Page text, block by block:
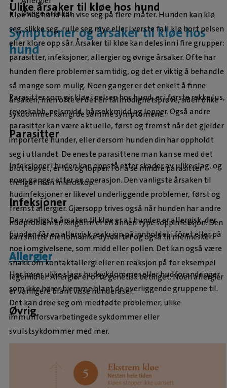
Ulike årsaker til kløe hos hund
Øvrige årsaker
Symptomer og årsaker til kløe hos
hund
Kløe hos hund kan vise seg på flere måter. Hunden kan klø
seg, slikke seg, rulle seg mye eller i verste fall klø bort pelsen
eller klore opp sår. Årsaker til kløe kan deles inn i fire grupper:
parasitter, infeksjoner, allergier og øvrige årsaker. Ofte har
hunden flere problemer samtidig, og det er viktig å behandle
så mange som mulig. Noen ganger er det enkelt å finne
årsaken, men ofte er det en tålmodighetsprøve, siden ulike
sykdommer kan gi de samme symptomene.
Parasitter
Parasitter som gir kløe i pelsen hos hund, er i første rekke lus,
reveskabb, pelsmidd, hårsekkmidd og lopper. Også andre
parasitter kan være aktuelle, først og fremst når det gjelder
importerte hunder, eller dersom hunden din har oppholdt
seg i utlandet. De eneste parasittene man kan se med det
blotte øyet, er lus og lopper. For å se mindre parasitter
trenger man mikroskop.
Infeksjoner
Infeksjoner i huden kan oppstå etter skader av ulike slag, og
noen ganger etter en operasjon. Den vanligste årsaken til
hudinfeksjoner er likevel underliggende problemer, først og
fremst allergier. Gjærsopp trives også når hunden har andre
hudproblemer. Ringorm er en annen type soppinfeksjon. Den
kan smitte mellom ulike dyrearter og også til mennesker.
Allergier
Den vanligste årsaken til kløe er at hunden er allergisk, der
hunden får en allergisk reaksjon på innholdet i fôret eller på
noe i omgivelsene, som midd eller pollen. Det kan også være
snakk om kontaktallergi eller en reaksjon på for eksempel
legemidler. Allergier er ofte genetisk betinget. Noen allergier
er vanligere blant visse hunderaser.
Øvrig
Her hører ulike slags hudsykdommer eller hudforandringer
som ikke hører hjemme blant de overliggende gruppene til.
Det kan dreie seg om medfødte problemer, ulike
immunforsvarbetingede sykdommer eller
svulstsykdommer med mer.